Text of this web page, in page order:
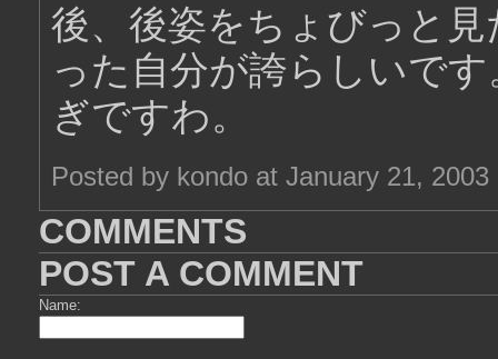
後、後姿をちょびっと
った自分が誇らしいで
ぎですわ。
Posted by kondo at January 21, 2003
COMMENTS
POST A COMMENT
Name: